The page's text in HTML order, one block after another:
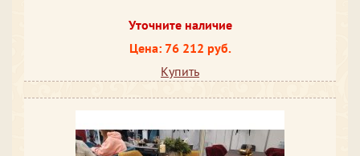
Уточните наличие
Цена: 76 212 руб.
Купить